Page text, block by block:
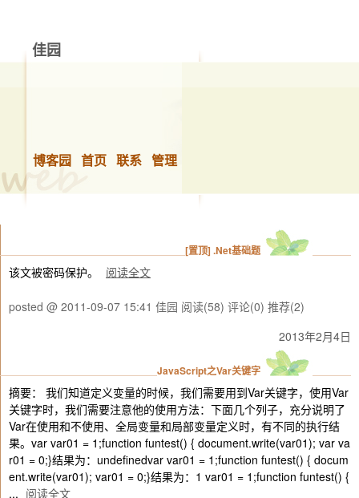
佳园
博客园 首页 联系 管理
[置顶] .Net基础题
该文被密码保护。 阅读全文
posted @ 2011-09-07 15:41 佳园 阅读(58) 评论(0) 推荐(2)
2013年2月4日
JavaScript之Var关键字
摘要： 我们知道定义变量的时候，我们需要用到Var关键字，使用Var
关键字时，我们需要注意他的使用方法：下面几个列子，充分说明了
Var在使用和不使用、全局变量和局部变量定义时，有不同的执行结
果。var var01 = 1;function funtest() { document.write(var01); var va
r01 = 0;}结果为：undefinedvar var01 = 1;function funtest() { docum
ent.write(var01); var01 = 0;}结果为：1 var01 = 1;function funtest() {
... 阅读全文